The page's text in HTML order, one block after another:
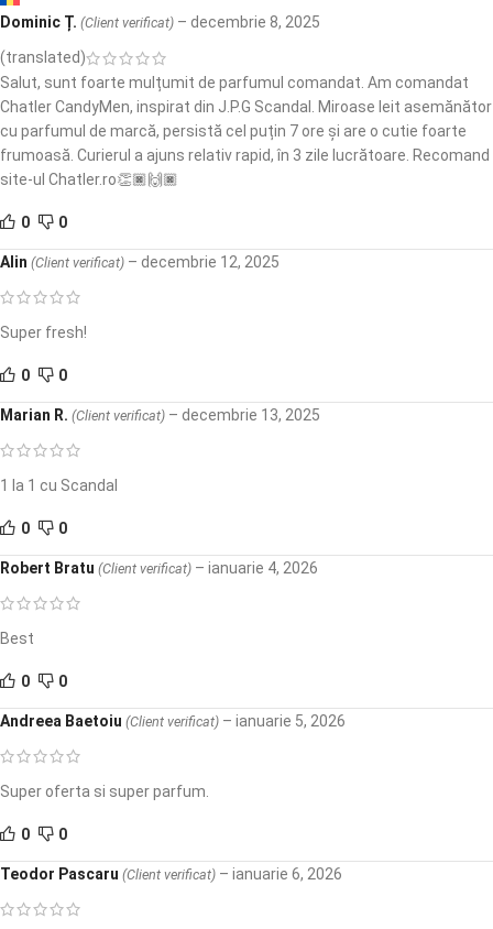
Dominic Ț. (Client verificat) – decembrie 8, 2025
(translated)
Salut, sunt foarte mulțumit de parfumul comandat. Am comandat
Chatler CandyMen, inspirat din J.P.G Scandal. Miroase leit asemănător
cu parfumul de marcă, persistă cel puțin 7 ore și are o cutie foarte
frumoasă. Curierul a ajuns relativ rapid, în 3 zile lucrătoare. Recomand
site-ul Chatler.ro👏🏿🙌🏿
0 0
Alin (Client verificat) – decembrie 12, 2025
Super fresh!
0 0
Marian R. (Client verificat) – decembrie 13, 2025
1 la 1 cu Scandal
0 0
Robert Bratu (Client verificat) – ianuarie 4, 2026
Best
0 0
Andreea Baetoiu (Client verificat) – ianuarie 5, 2026
Super oferta si super parfum.
0 0
Teodor Pascaru (Client verificat) – ianuarie 6, 2026